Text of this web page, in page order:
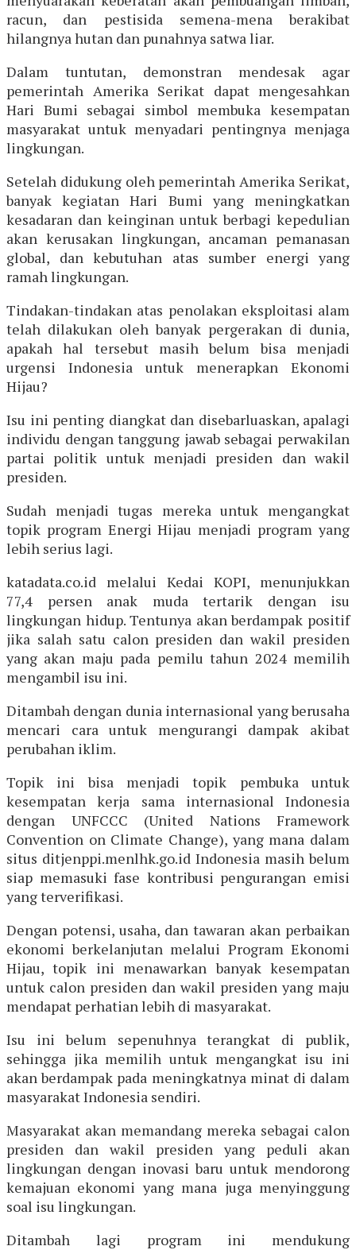
racun, dan pestisida semena-mena berakibat
hilangnya hutan dan punahnya satwa liar.
Dalam tuntutan, demonstran mendesak agar
pemerintah Amerika Serikat dapat mengesahkan
Hari Bumi sebagai simbol membuka kesempatan
masyarakat untuk menyadari pentingnya menjaga
lingkungan.
Setelah didukung oleh pemerintah Amerika Serikat,
banyak kegiatan Hari Bumi yang meningkatkan
kesadaran dan keinginan untuk berbagi kepedulian
akan kerusakan lingkungan, ancaman pemanasan
global, dan kebutuhan atas sumber energi yang
ramah lingkungan.
Tindakan-tindakan atas penolakan eksploitasi alam
telah dilakukan oleh banyak pergerakan di dunia,
apakah hal tersebut masih belum bisa menjadi
urgensi Indonesia untuk menerapkan Ekonomi
Hijau?
Isu ini penting diangkat dan disebarluaskan, apalagi
individu dengan tanggung jawab sebagai perwakilan
partai politik untuk menjadi presiden dan wakil
presiden.
Sudah menjadi tugas mereka untuk mengangkat
topik program Energi Hijau menjadi program yang
lebih serius lagi.
katadata.co.id melalui Kedai KOPI, menunjukkan
77,4 persen anak muda tertarik dengan isu
lingkungan hidup. Tentunya akan berdampak positif
jika salah satu calon presiden dan wakil presiden
yang akan maju pada pemilu tahun 2024 memilih
mengambil isu ini.
Ditambah dengan dunia internasional yang berusaha
mencari cara untuk mengurangi dampak akibat
perubahan iklim.
Topik ini bisa menjadi topik pembuka untuk
kesempatan kerja sama internasional Indonesia
dengan UNFCCC (United Nations Framework
Convention on Climate Change), yang mana dalam
situs ditjenppi.menlhk.go.id Indonesia masih belum
siap memasuki fase kontribusi pengurangan emisi
yang terverifikasi.
Dengan potensi, usaha, dan tawaran akan perbaikan
ekonomi berkelanjutan melalui Program Ekonomi
Hijau, topik ini menawarkan banyak kesempatan
untuk calon presiden dan wakil presiden yang maju
mendapat perhatian lebih di masyarakat.
Isu ini belum sepenuhnya terangkat di publik,
sehingga jika memilih untuk mengangkat isu ini
akan berdampak pada meningkatnya minat di dalam
masyarakat Indonesia sendiri.
Masyarakat akan memandang mereka sebagai calon
presiden dan wakil presiden yang peduli akan
lingkungan dengan inovasi baru untuk mendorong
kemajuan ekonomi yang mana juga menyinggung
soal isu lingkungan.
Ditambah lagi program ini mendukung